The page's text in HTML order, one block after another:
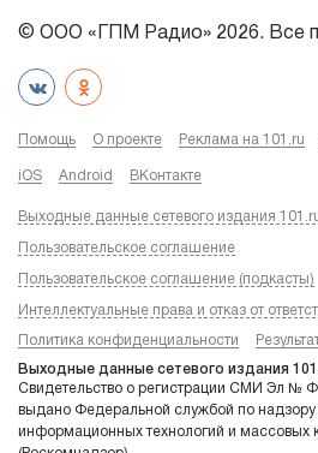
© ООО «ГПМ Радио» 2026. Все
Помощь О проекте Реклама на 101.ru
iOS Android ВКонтакте
Выходные данные сетевого издания
Пользовательское соглашение
Пользовательское соглашение (подкасты)
Интеллектуальные права и отказ от
Политика конфиденциальности
Выходные данные сетевого издания
Свидетельство о регистрации СМИ Эл №
выдано Федеральной службой по надзору
информационных технологий и массовых